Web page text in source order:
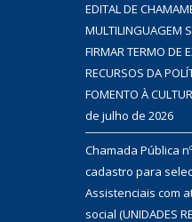
EDITAL DE
MULTILINGUAGEM
FIRMAR TERMO DE
RECURSOS DA
FOMENTO À
de julho de 2026
Chamada Pública
cadastro para
Assistenciais com
social (UNIDADES